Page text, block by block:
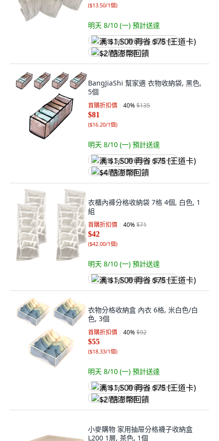
($13.50/1個)
明天 8/10 (一) 預計送達
满 $1,500 再省 $75 (王道卡)
$2 酷澎幣回饋
BangJiaShi 幫家適 衣物收納袋, 黑色,
5個
首購折扣價 40%$135
$81
($16.20/1個)
明天 8/10 (一) 預計送達
满 $1,500 再省 $75 (王道卡)
$4 酷澎幣回饋
衣櫃內褲分格收納袋 7格 4個, 白色, 1
組
首購折扣價 40%$71
$42
($42.00/1個)
明天 8/10 (一) 預計送達
满 $1,500 再省 $75 (王道卡)
衣物分格收納盒 內衣 6格, 米白色/白
色, 3個
首購折扣價 40%$92
$55
($18.33/1個)
明天 8/10 (一) 預計送達
满 $1,500 再省 $75 (王道卡)
$2 酷澎幣回饋
小麥購物 家用抽屉分格襪子收納盒
L200 1層, 茶色, 1個